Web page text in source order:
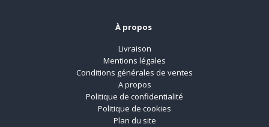
À propos
Livraison
Mentions légales
Conditions générales de ventes
A propos
Politique de confidentialité
Politique de cookies
Plan du site